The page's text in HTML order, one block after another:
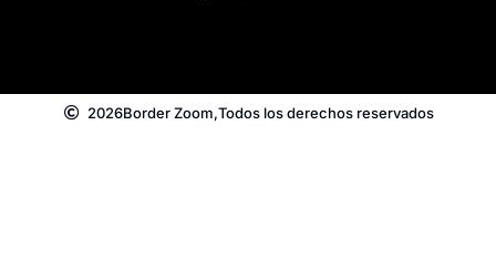
2026Border Zoom,Todos los derechos reservados